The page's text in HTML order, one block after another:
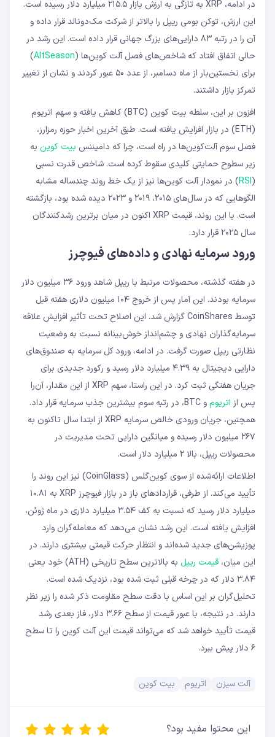
در ادامه، XRP به تازگی به ارزش بازار ۲۱۵.۵ میلیارد دلار رسیده است.
این ارزش، توکن بومی ریپل را بالاتر از شرکت مک‌دونالد قرار داده و
آن را در رتبه ۸۳ دارایی‌های بزرگ جهانی قرار داده است. این رشد در
حالی اتفاق افتاد که شاخص‌های فصل آلت‌ کوین‌ها (AltSeason
)
برای نخستین‌بار از ماه دسامبر، از عدد ۵۰ عبور کردند و نشان از تغییر
تمرکز بازار داشتند.
افزون بر این، سلطه بیت ‌کوین (BTC) کاهش یافته و سهم اتریوم
(ETH) در بازار افزایش یافته است. طبق آخرین اخبار حوزه رمزارز،
فصل سوم آلت‌کوین‌ها در راه است، چرا که دامیننس بیت ‌کوین به
زیر سطوح حمایتی کلیدی سقوط کرده است. شاخص قدرت نسبی
(
RSI) در نمودار آلت ‌کوین‌ها نیز از یک خط روند چندساله مشابه
الگوهایی که در سال‌های ۲۰۱۵، ۲۰۱۹ و ۲۰۲۳ دیده شده بود، بازگشته
است. با این روند، قیمت XRP اکنون در میان برترین رشدکنندگان
سال ۲۰۲۵ قرار دارد.
ورود سرمایه نهادی و داده‌های فیوچرز
در هفته گذشته، محصولات مرتبط با ریپل شاهد ورود ۳۶ میلیون دلار
سرمایه بودند. این آمار پس از خروج ۱۰۴ میلیون دلاری هفته قبل
توسط CoinShares گزارش شد. این اصلاح تحت تأثیر افزایش علاقه
سرمایه‌گذاران نهادی و چشم‌انداز خوش‌بینانه نسبت به وضعیت
نظارتی ریپل صورت گرفت. در ادامه، ورود کل سرمایه به صندوق‌های
دارایی دیجیتال به ۴.۳۹ میلیارد دلار رسید و رکورد جدیدی برای
جریان هفتگی ثبت کرد. در این راستا، سهم XRP از این مقدار، آن‌را
پس از اتریوم
و BTC، در رتبه سوم بیشترین جذب سرمایه قرار داد.
همچنین، جریان ورودی خالص سرمایه XRP از ابتدا سال تاکنون به
۲۶۷ میلیون دلار رسیده و میانگین دارایی تحت مدیریت در
محصولات ریپل، بالا ۲ میلیارد دلار است.
اطلاعات ارائه‌شده از سوی کوین‌گلس (CoinGlass) نیز این روند را
تأیید می‌کند. از طرفی، قراردادهای باز در بازار فیوچرز XRP به ۱۰.۸۱
میلیارد دلار رسید که نسبت به کف ۳.۵۴ میلیارد دلاری در ماه ژوئن،
افزایش یافته است. این رشد نشان می‌دهد که معامله‌گران وارد
پوزیشن‌های جدید شده‌اند و انتظار حرکت قیمتی بیشتری دارند. در
این میان، قیمت ریپل
به بالاترین سطح تاریخی (ATH) خود یعنی
۳.۸۴ دلار که در چرخه قبلی ثبت شده بود، نزدیک شده است.
تحلیل‌گران بر این اساس با دقت سطح مقاومت ذکر شده را زیر نظر
دارند. در نتیجه، با عبور قیمت از سطح ۳.۶۶ دلار، فاز بعدی رشد
قیمت تأیید خواهد شد که می‌تواند قیمت این آلت کوین را تا سطح
۶ دلار پیش ببرد.
آلت سیزن اتریوم بیت کوین
این محتوا مفید بود؟